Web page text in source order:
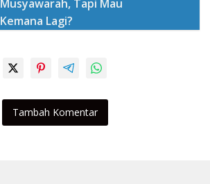
Musyawarah, Tapi Mau
Kemana Lagi?
Tambah Komentar